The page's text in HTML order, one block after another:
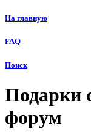
На главную
FAQ
Поиск
Подарки
форум